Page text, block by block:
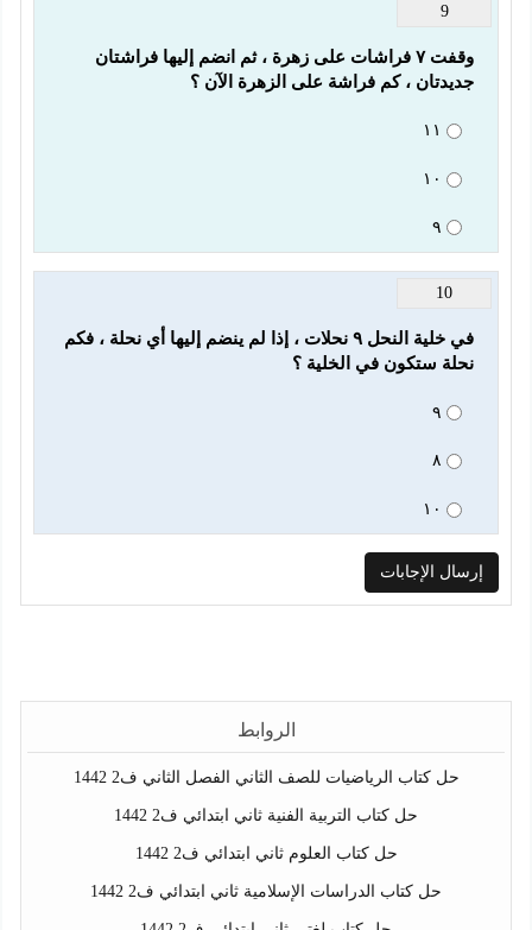
9
جديدتان ، كم فراشة على الزهرة الآن ؟
١١
١٠
٩
10
نحلة ستكون في الخلية ؟
٩
٨
١٠
الروابط
حل كتاب الرياضيات للصف الثاني الفصل الثاني ف2 1442
حل كتاب التربية الفنية ثاني ابتدائي ف2 1442
حل كتاب العلوم ثاني ابتدائي ف2 1442
حل كتاب الدراسات الإسلامية ثاني ابتدائي ف2 1442